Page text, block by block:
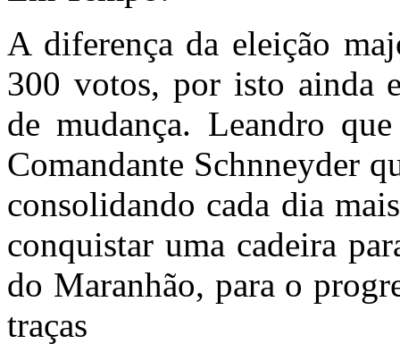
A diferença da eleição
300 votos, por isto ainda
de mudança. Leandro
Comandante Schnneyder
consolidando cada dia
conquistar uma cadeira
do Maranhão, para o
traças